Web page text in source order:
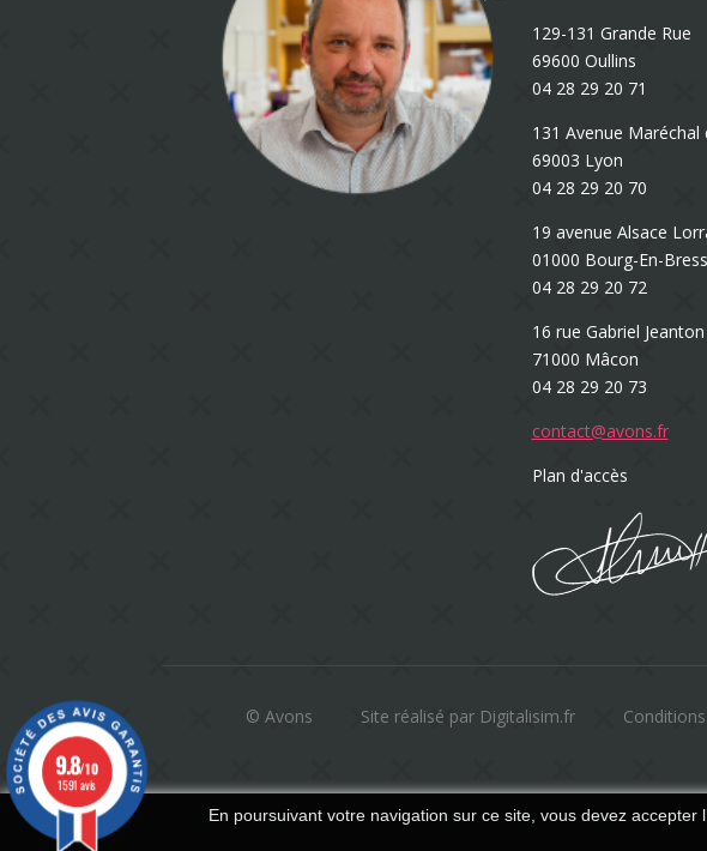
129-131 Grande Rue
69600 Oullins
04 28 29 20 71
131 Avenue Maréchal
69003 Lyon
04 28 29 20 70
19 avenue Alsace
01000 Bourg-En-
04 28 29 20 72
16 rue Gabriel Jeanton
71000 Mâcon
04 28 29 20 73
contact@avons.fr
Plan d'accès
© Avons Site réalisé par Digitalisim.fr
En poursuivant votre navigation sur ce site, vous devez
9.8/10
1591 avis